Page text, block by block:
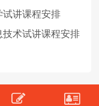
试讲课程安排
技术试讲课程安排